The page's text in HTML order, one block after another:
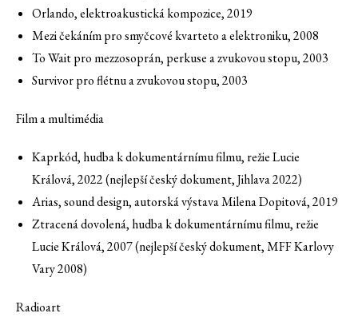
Orlando, elektroakustická kompozice, 2019
Mezi čekáním pro smyčcové kvarteto a elektroniku, 2008
To Wait pro mezzosoprán, perkuse a zvukovou stopu, 2003
Survivor pro flétnu a zvukovou stopu, 2003
Film a multimédia
Kaprkód, hudba k dokumentárnímu filmu, režie Lucie
Králová, 2022 (nejlepší český dokument, Jihlava 2022)
Arias, sound design, autorská výstava Milena Dopitová, 2019
Ztracená dovolená, hudba k dokumentárnímu filmu, režie
Lucie Králová, 2007 (nejlepší český dokument, MFF Karlovy
Vary 2008)
Radioart